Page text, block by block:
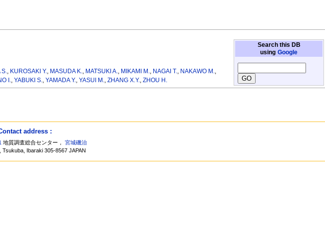
Search this DB
using Google
S., KUROSAKI Y., MASUDA K., MATSUKI A., MIKAMI M., NAGAI T., NAKAWO M.,
I., YABUKI S., YAMADA Y., YASUI M., ZHANG X.Y., ZHOU H.
address :
地質調査総合センター，宮城磯治
Tsukuba, Ibaraki 305-8567 JAPAN